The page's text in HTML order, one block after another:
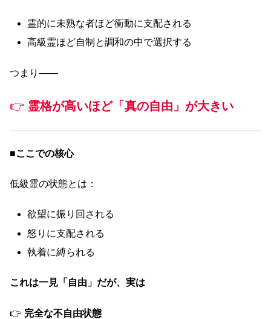
霊的に未熟な者ほど衝動に支配される
高級霊ほど自制と調和の中で選択する
つまり――
👉 霊格が高いほど「真の自由」が大きい
■ここでの核心
低級霊の状態とは：
欲望に振り回される
怒りに支配される
執着に縛られる
これは一見「自由」だが、実は
👉 完全な不自由状態